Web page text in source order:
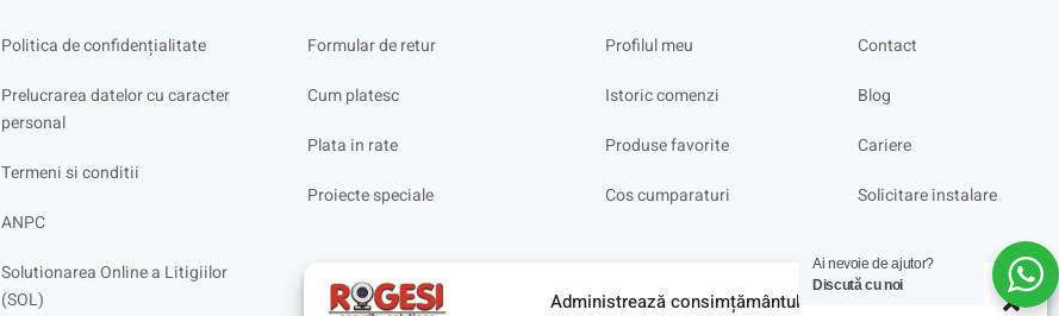
Administrează consimțământul
Politica de confidențialitate
Prelucrarea datelor cu caracter
personal
Termeni si conditii
ANPC
Solutionarea Online a Litigiilor
(SOL)
Formular de retur
Cum platesc
Plata in rate
Proiecte speciale
Profilul meu
Istoric comenzi
Produse favorite
Cos cumparaturi
Contact
Blog
Cariere
Solicitare instalare
Ai nevoie de ajutor?
Discută cu noi